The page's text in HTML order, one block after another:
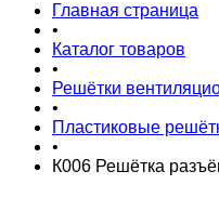
Главная страница
•
Каталог товаров
•
Решётки
•
Пластиковые
•
К006 Решётка